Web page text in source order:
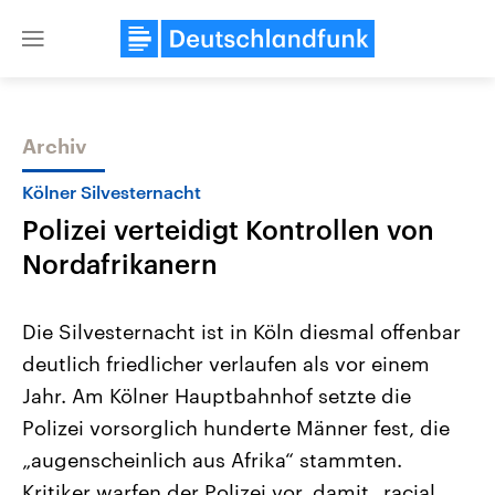
Close
Themen
Landtagswahl Sachsen-Anhalt
2026
Alle Informationen
Sachsen-Anhalt wählt am 6.
September 2026 einen neuen
Landtag. Seit 2021 wird das
Bundesland von einer Koalition aus
USA
Aktuelle Beiträge,
Hintergründe
Wirtschaftlich und
gehören die Vereinigten
den mächtigsten Ländern
mit großem Einfluss auf
Archiv
Kölner Silvesternacht
Polizei verteidigt Kontrollen von
Nordafrikanern
Die Silvesternacht ist in Köln diesmal offenbar
deutlich friedlicher verlaufen als vor einem
Jahr. Am Kölner Hauptbahnhof setzte die
Polizei vorsorglich hunderte Männer fest, die
„augenscheinlich aus Afrika“ stammten.